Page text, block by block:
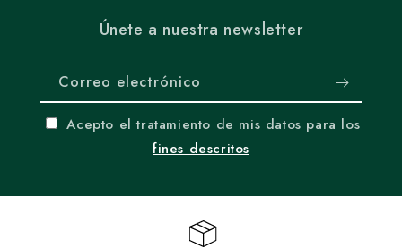
Únete a nuestra newsletter
Correo electrónico
Acepto el tratamiento de mis datos para los
fines descritos